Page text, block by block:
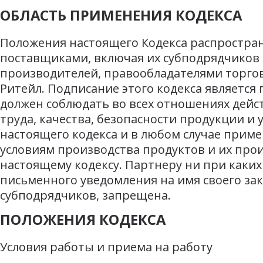
ОБЛАСТЬ ПРИМЕНЕНИЯ КОДЕКСА
Положения настоящего Кодекса
поставщиками, включая их
производителей, правообладателями
Ритейл. Подписание этого кодекса
должен соблюдать во всех отношениях
труда, качества, безопасности продукции
настоящего кодекса и в любом случае
условиям производства продуктов и их
настоящему кодексу. Партнеру ни при
письменного уведомления на имя своего
субподрядчиков, запрещена.
ПОЛОЖЕНИЯ КОДЕКСА
Условия работы и приема на работу